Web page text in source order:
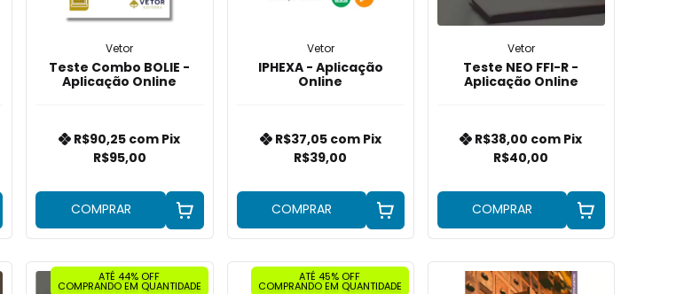
Vetor
Teste Combo BOLIE -
Aplicação Online
R$95,00
R$90,25 com Pix
COMPRAR
Vetor
IPHEXA - Aplicação
Online
R$39,00
R$37,05 com Pix
COMPRAR
Vetor
Teste NEO FFI-R -
Aplicação Online
R$40,00
R$38,00 com Pix
COMPRAR
ATÉ 44% OFF
COMPRANDO EM QUANTIDADE
ATÉ 45% OFF
COMPRANDO EM QUANTIDADE